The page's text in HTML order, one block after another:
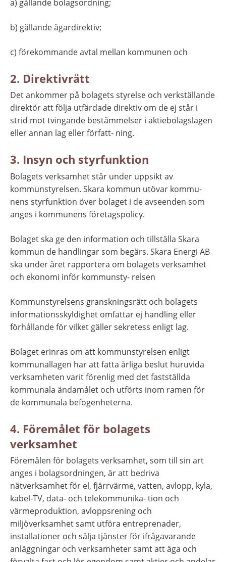
a) gällande bolagsordning;
b) gällande ägardirektiv;
c) förekommande avtal mellan kommunen och
2. Direktivrätt
Det ankommer på bolagets styrelse och verkställande
direktör att följa utfärdade direktiv om de ej står i
strid mot tvingande bestämmelser i aktiebolagslagen
eller annan lag eller författ- ning.
3. Insyn och styrfunktion
Bolagets verksamhet står under uppsikt av
kommunstyrelsen. Skara kommun utövar kommu-
nens styrfunktion över bolaget i de avseenden som
anges i kommunens företagspolicy.
Bolaget ska ge den information och tillställa Skara
kommun de handlingar som begärs. Skara Energi AB
ska under året rapportera om bolagets verksamhet
och ekonomi inför kommunsty- relsen
Kommunstyrelsens granskningsrätt och bolagets
informationsskyldighet omfattar ej handling eller
förhållande för vilket gäller sekretess enligt lag.
Bolaget erinras om att kommunstyrelsen enligt
kommunallagen har att fatta årliga beslut huruvida
verksamheten varit förenlig med det fastställda
kommunala ändamålet och utförts inom ramen för
de kommunala befogenheterna.
4. Föremålet för bolagets
verksamhet
Föremålen för bolagets verksamhet, som till sin art
anges i bolagsordningen, är att bedriva
nätverksamhet för el, fjärrvärme, vatten, avlopp, kyla,
kabel-TV, data- och telekommunika- tion och
värmeproduktion, avloppsrening och
miljöverksamhet samt utföra entreprenader,
installationer och sälja tjänster för ifrågavarande
anläggningar och verksamheter samt att äga och